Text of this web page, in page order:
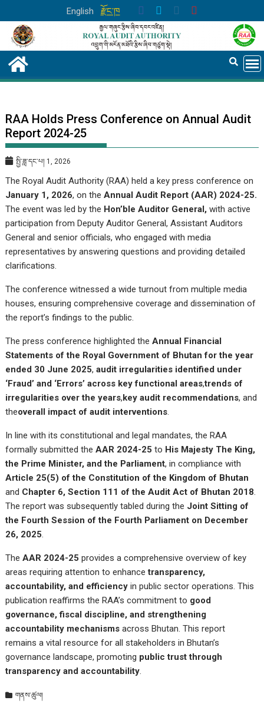
to
content
English རྫོང་ཁ
RAA Holds Press Conference on Annual Audit
Report 2024-25
སྤྱི་ཟླ་དང་པ། 1, 2026
The Royal Audit Authority (RAA) held a key press conference on
January 1, 2026, on theAnnual Audit Report (AAR) 2024-25.
The event was led by the Hon’ble Auditor General, with active
participation from Deputy Auditor General, Assistant Auditors
General and senior officials, who engaged with media
representatives by answering questions and providing detailed
clarifications.
The conference witnessed a wide turnout from multiple media
houses, ensuring comprehensive coverage and dissemination of
the report’s findings to the public.
The press conference highlighted theAnnual Financial
Statements of the Royal Government of Bhutan for the year
ended 30 June 2025,audit irregularities identified under
‘Fraud’ and ‘Errors’ across key functional areas,trends of
irregularities over the years,key audit recommendations, and
theoverall impact of audit interventions.
In line with its constitutional and legal mandates, the RAA
formally submitted theAAR 2024-25 to His Majesty The King,
the Prime Minister, and the Parliament, in compliance with
Article 25(5) of the Constitution of the Kingdom of Bhutan
and Chapter 6, Section 111 of the Audit Act of Bhutan 2018.
The report was subsequently tabled during the Joint Sitting of
the Fourth Session of the Fourth Parliament on December
26, 2025.
TheAAR 2024-25 provides a comprehensive overview of key
areas requiring attention to enhancetransparency,
accountability, and efficiency in public sector operations. This
publication reaffirms the RAA’s commitment to good
governance, fiscal discipline, and strengthening
accountability mechanisms across Bhutan. This report
remains a vital resource for all stakeholders in Bhutan’s
governance landscape, promoting public trust through
transparency and accountability.
གནས་ཚུལ།